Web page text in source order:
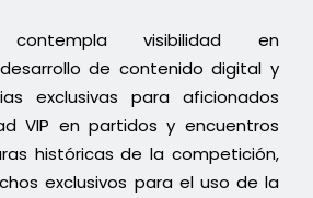
visibilidad en
de contenido digital y
exclusivas para aficionados
VIP en partidos y encuentros
históricas de la competición,
exclusivos para el uso de la